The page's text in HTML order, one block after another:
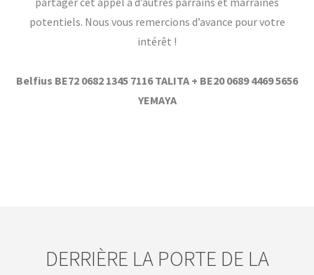
potentiels. Nous vous remercions d’avance pour votre
intérêt !
Belfius BE72 0682 1345 7116 TALITA + BE20 0689 4469 5656
YEMAYA
DERRIÈRE LA PORTE DE LA